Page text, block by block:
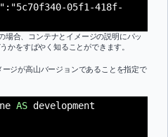
05f1-418f-
場合、コンテナとイメージの説明にパッ
かをすばやく知ることができます。
ジが高山バージョンであることを指定で
AS development